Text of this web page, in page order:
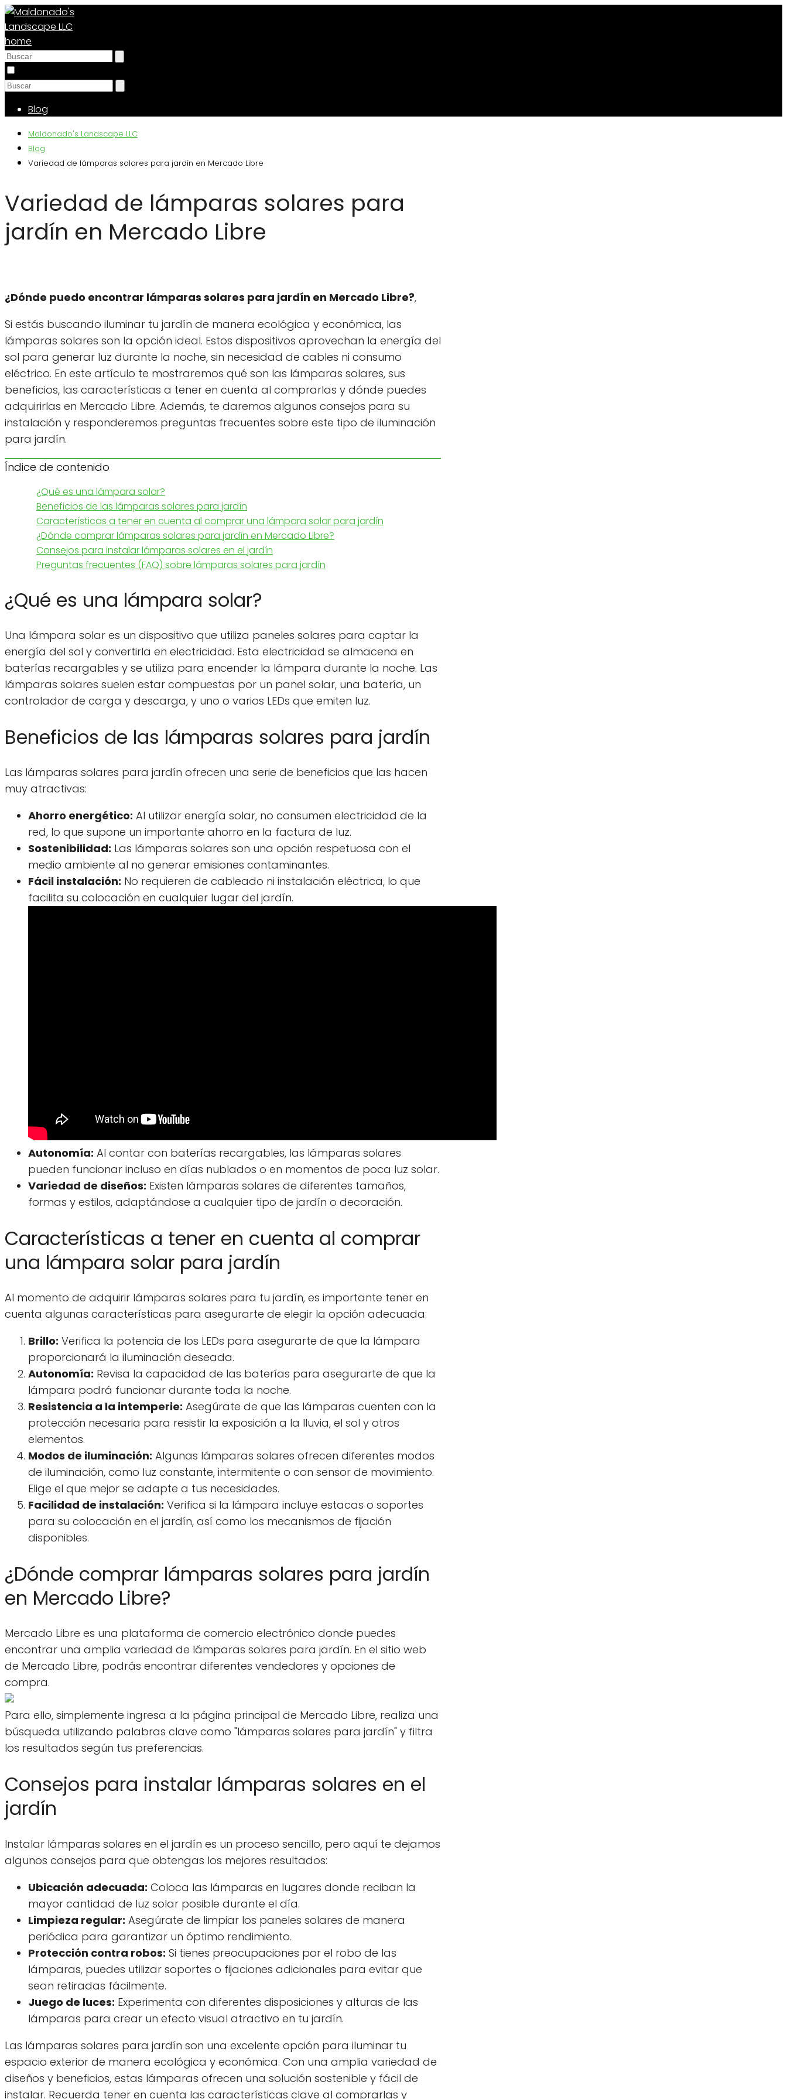
Blog
Maldonado's Landscape LLC
Blog
Variedad de lámparas solares para jardín en Mercado Libre
Variedad de lámparas solares para
jardín en Mercado Libre
¿Dónde puedo encontrar lámparas solares para jardín en Mercado Libre?,
Si estás buscando iluminar tu jardín de manera ecológica y económica, las
lámparas solares son la opción ideal. Estos dispositivos aprovechan la energía del
sol para generar luz durante la noche, sin necesidad de cables ni consumo
eléctrico. En este artículo te mostraremos qué son las lámparas solares, sus
beneficios, las características a tener en cuenta al comprarlas y dónde puedes
adquirirlas en Mercado Libre. Además, te daremos algunos consejos para su
instalación y responderemos preguntas frecuentes sobre este tipo de iluminación
para jardín.
Índice de contenido
¿Qué es una lámpara solar?
Beneficios de las lámparas solares para jardín
Características a tener en cuenta al comprar una lámpara solar para jardín
¿Dónde comprar lámparas solares para jardín en Mercado Libre?
Consejos para instalar lámparas solares en el jardín
Preguntas frecuentes (FAQ) sobre lámparas solares para jardín
¿Qué es una lámpara solar?
Una lámpara solar es un dispositivo que utiliza paneles solares para captar la
energía del sol y convertirla en electricidad. Esta electricidad se almacena en
baterías recargables y se utiliza para encender la lámpara durante la noche. Las
lámparas solares suelen estar compuestas por un panel solar, una batería, un
controlador de carga y descarga, y uno o varios LEDs que emiten luz.
Beneficios de las lámparas solares para jardín
Las lámparas solares para jardín ofrecen una serie de beneficios que las hacen
muy atractivas:
Ahorro energético: Al utilizar energía solar, no consumen electricidad de la
red, lo que supone un importante ahorro en la factura de luz.
Sostenibilidad: Las lámparas solares son una opción respetuosa con el
medio ambiente al no generar emisiones contaminantes.
Fácil instalación: No requieren de cableado ni instalación eléctrica, lo que
facilita su colocación en cualquier lugar del jardín.
Autonomía: Al contar con baterías recargables, las lámparas solares
pueden funcionar incluso en días nublados o en momentos de poca luz solar.
Variedad de diseños: Existen lámparas solares de diferentes tamaños,
formas y estilos, adaptándose a cualquier tipo de jardín o decoración.
Características a tener en cuenta al comprar
una lámpara solar para jardín
Al momento de adquirir lámparas solares para tu jardín, es importante tener en
cuenta algunas características para asegurarte de elegir la opción adecuada:
Brillo: Verifica la potencia de los LEDs para asegurarte de que la lámpara
proporcionará la iluminación deseada.
Autonomía: Revisa la capacidad de las baterías para asegurarte de que la
lámpara podrá funcionar durante toda la noche.
Resistencia a la intemperie: Asegúrate de que las lámparas cuenten con la
protección necesaria para resistir la exposición a la lluvia, el sol y otros
elementos.
Modos de iluminación: Algunas lámparas solares ofrecen diferentes modos
de iluminación, como luz constante, intermitente o con sensor de movimiento.
Elige el que mejor se adapte a tus necesidades.
Facilidad de instalación: Verifica si la lámpara incluye estacas o soportes
para su colocación en el jardín, así como los mecanismos de fijación
disponibles.
¿Dónde comprar lámparas solares para jardín
en Mercado Libre?
Mercado Libre es una plataforma de comercio electrónico donde puedes
encontrar una amplia variedad de lámparas solares para jardín. En el sitio web
de Mercado Libre, podrás encontrar diferentes vendedores y opciones de
compra.
Para ello, simplemente ingresa a la página principal de Mercado Libre, realiza una
búsqueda utilizando palabras clave como "lámparas solares para jardín" y filtra
los resultados según tus preferencias.
Consejos para instalar lámparas solares en el
jardín
Instalar lámparas solares en el jardín es un proceso sencillo, pero aquí te dejamos
algunos consejos para que obtengas los mejores resultados:
Ubicación adecuada: Coloca las lámparas en lugares donde reciban la
mayor cantidad de luz solar posible durante el día.
Limpieza regular: Asegúrate de limpiar los paneles solares de manera
periódica para garantizar un óptimo rendimiento.
Protección contra robos: Si tienes preocupaciones por el robo de las
lámparas, puedes utilizar soportes o fijaciones adicionales para evitar que
sean retiradas fácilmente.
Juego de luces: Experimenta con diferentes disposiciones y alturas de las
lámparas para crear un efecto visual atractivo en tu jardín.
Las lámparas solares para jardín son una excelente opción para iluminar tu
espacio exterior de manera ecológica y económica. Con una amplia variedad de
diseños y beneficios, estas lámparas ofrecen una solución sostenible y fácil de
instalar. Recuerda tener en cuenta las características clave al comprarlas y